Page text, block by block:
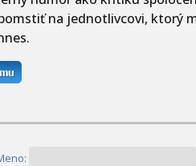
na jednotlivcovi, ktorý